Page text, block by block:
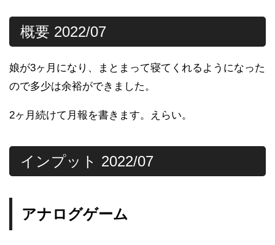
概要 2022/07
娘が3ヶ月になり、まとまって寝てくれるようになった
ので多少は余裕ができました。
2ヶ月続けて月報を書きます。えらい。
インプット 2022/07
アナログゲーム